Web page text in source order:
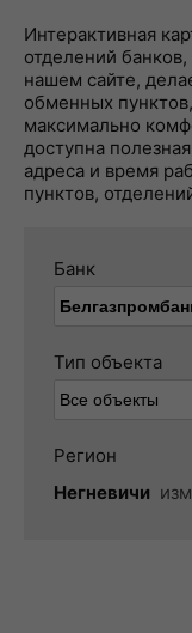
Интерактивная
отделений
нашем сайте,
обменных
максимально
доступна
адреса и время
пунктов,
Банк
Тип объекта
Регион
Негневичи